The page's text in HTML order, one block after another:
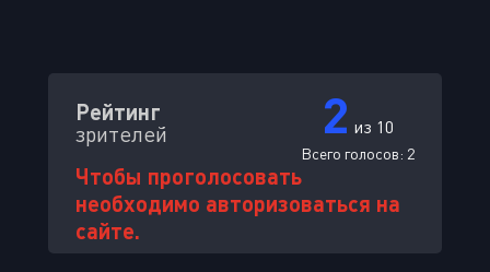
Рейтинг
зрителей 2 из 10
Всего голосов: 2
Чтобы проголосовать
необходимо авторизоваться на
сайте.